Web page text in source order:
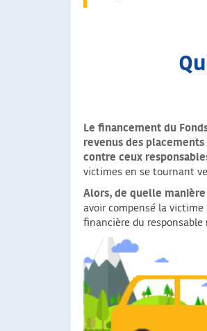
Le financement du
revenus des
contre ceux
victimes en se tournant
Alors, de quelle
avoir compensé la victime
financière du